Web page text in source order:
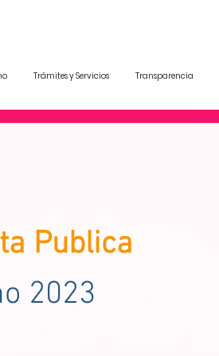
Trámites y Servicios Transparencia
Publica
2023